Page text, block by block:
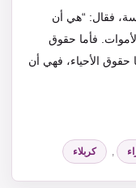
فقال: “هي أن
فأما حقوق
حقوق الأحياء، فهي أن
, كربلاء